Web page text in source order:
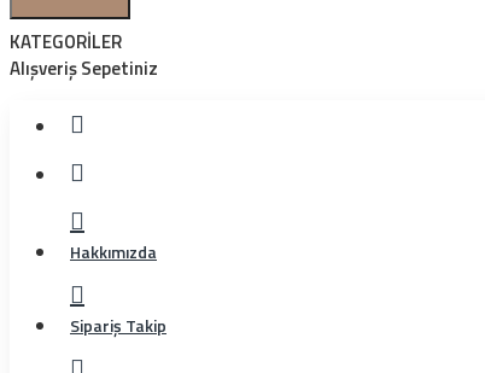
KATEGORİLER
Alışveriş Sepetiniz
Hakkımızda
Sipariş Takip